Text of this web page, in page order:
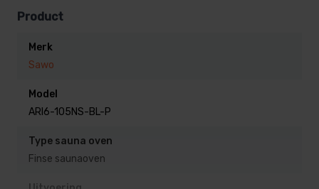
saunakachel, zorgt enerzijds voor een goede
anderzijds geeft het een prachtig beeld.
saunaoven natuurlijk ook perfect voor het opgieten
van saunageuren.
Waarom kiezen voor de
Saunaoven Sawo ARIES Black?
Product
Merk
Sawo
Model
ARI6-105NS-BL-P
Type sauna oven
Finse saunaoven